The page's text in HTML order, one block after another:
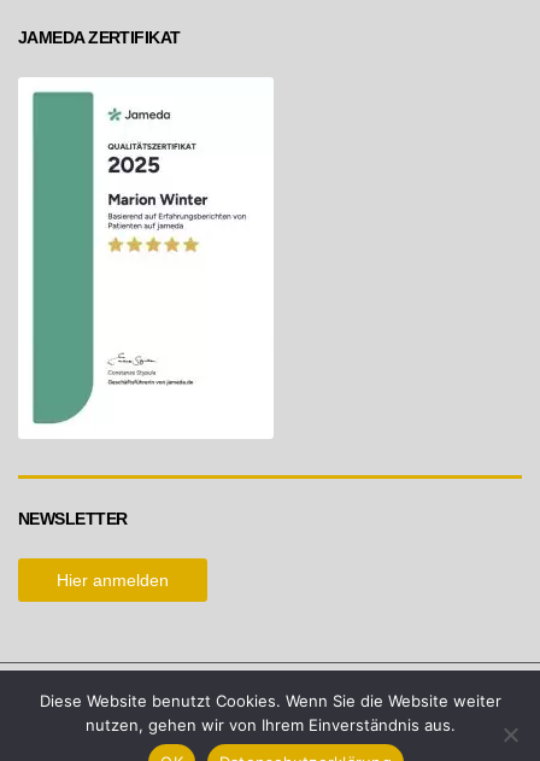
JAMEDA ZERTIFIKAT
NEWSLETTER
Hier anmelden
Copyright by Ästhetik-Konzepte Marion Winter © 2026. All
Rights Reserved.
Diese Website benutzt Cookies. Wenn Sie die Website weiter
nutzen, gehen wir von Ihrem Einverständnis aus.